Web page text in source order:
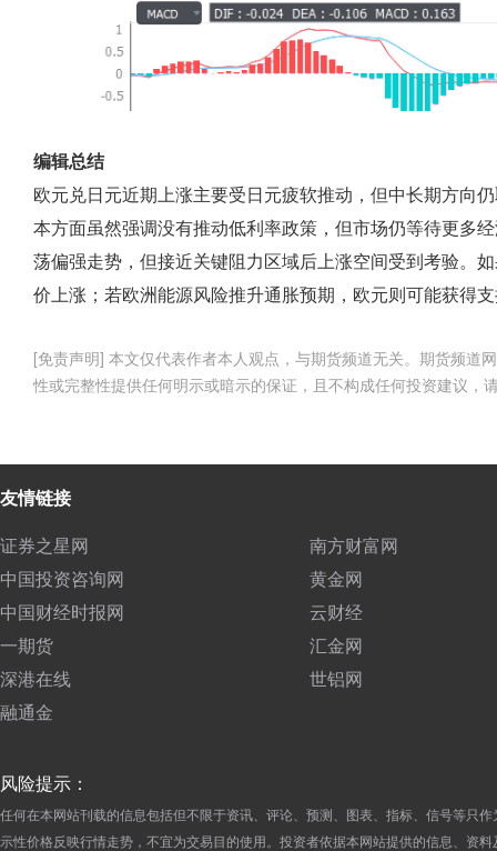
编辑总结
欧元兑日元近期上涨主要受日元疲软推动，但中长期方向
本方面虽然强调没有推动低利率政策，但市场仍等待更多
荡偏强走势，但接近关键阻力区域后上涨空间受到考验。
价上涨；若欧洲能源风险推升通胀预期，欧元则可能获得
[免责声明] 本文仅代表作者本人观点，与期货频道无关。期货频道
性或完整性提供任何明示或暗示的保证，且不构成任何投资建议，
友情链接
证券之星网
南方财富网
中国投资咨询网
黄金网
中国财经时报网
云财经
一期货
汇金网
深港在线
世铝网
融通金
风险提示：
任何在本网站刊载的信息包括但不限于资讯、评论、预测、图表、指标、信号等只
示性价格反映行情走势，不宜为交易目的使用。投资者依据本网站提供的信息、资